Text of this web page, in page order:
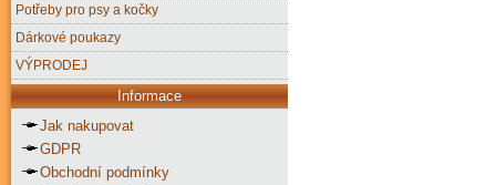
Potřeby pro psy a kočky
Dárkové poukazy
VÝPRODEJ
Informace
Jak nakupovat
GDPR
Obchodní podmínky